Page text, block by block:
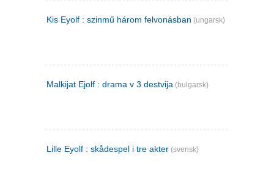
Kis Eyolf : szinmű három felvonásban (ungarsk)
Malkijat Ejolf : drama v 3 destvija (bulgarsk)
Lille Eyolf : skådespel i tre akter (svensk)